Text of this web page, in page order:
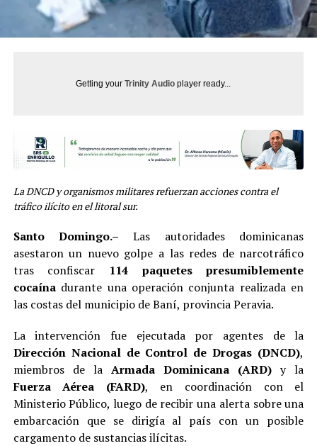
Getting your Trinity Audioplayer ready...
La DNCD y organismos militares refuerzan acciones contra el
tráfico ilícito en el litoral sur.
Santo Domingo.– Las autoridades dominicanas
asestaron un nuevo golpe a las redes de narcotráfico
tras confiscar 114 paquetes presumiblemente
cocaínadurante una operación conjunta realizada en
las costas del municipio de Baní, provincia Peravia.
La intervención fue ejecutada por agentes de la
Dirección Nacional de Control de Drogas (DNCD),
miembros de la Armada Dominicana (ARD) y la
Fuerza Aérea (FARD), en coordinación con el
Ministerio Público, luego de recibir una alerta sobre una
embarcación que se dirigía al país con un posible
cargamento de sustancias ilícitas.